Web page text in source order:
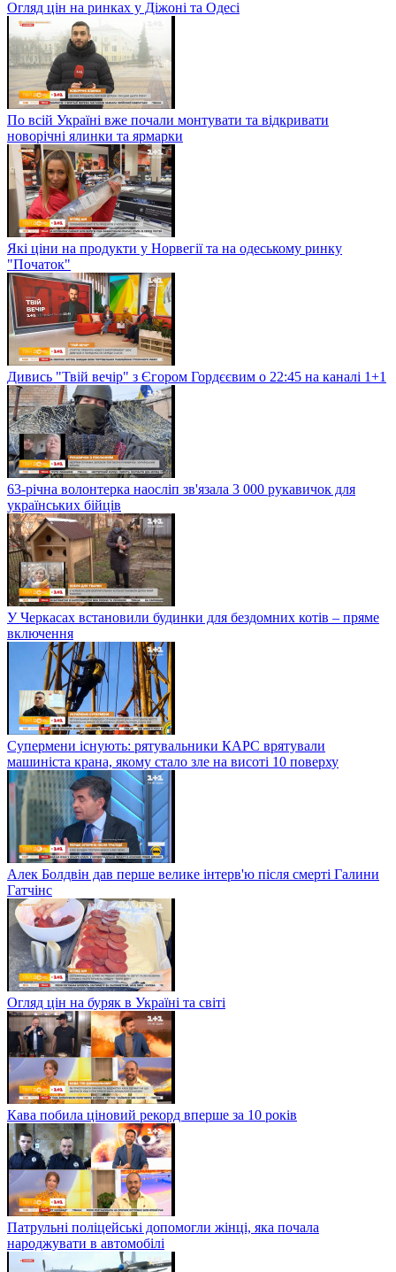
Огляд цін на ринках у Діжоні та Одесі
По всій Україні вже почали монтувати та відкривати
новорічні ялинки та ярмарки
Які ціни на продукти у Норвегії та на одеському ринку
"Початок"
Дивись "Твій вечір" з Єгором Гордєєвим о 22:45 на каналі 1+1
63-річна волонтерка наосліп зв'язала 3 000 рукавичок для
українських бійців
У Черкасах встановили будинки для бездомних котів – пряме
включення
Супермени існують: рятувальники КАРС врятували
машиніста крана, якому стало зле на висоті 10 поверху
Алек Болдвін дав перше велике інтерв'ю після смерті Галини
Гатчінс
Огляд цін на буряк в Україні та світі
Кава побила ціновий рекорд вперше за 10 років
Патрульні поліцейські допомогли жінці, яка почала
народжувати в автомобілі